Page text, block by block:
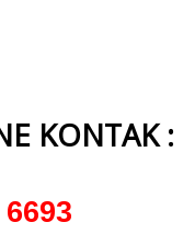
KONTAK :